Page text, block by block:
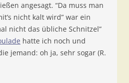
angesagt. “Da muss man
nicht kalt wird” war ein
nicht das übliche Schnitzel”
hatte ich noch und
jemand: oh ja, sehr sogar (R.